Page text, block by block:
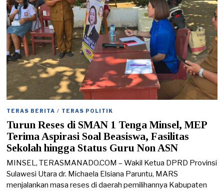
TERAS BERITA / TERAS POLITIK
Turun Reses di SMAN 1 Tenga Minsel, MEP
Terima Aspirasi Soal Beasiswa, Fasilitas
Sekolah hingga Status Guru Non ASN
MINSEL, TERASMANADO.COM – Wakil Ketua DPRD Provinsi
Sulawesi Utara dr. Michaela Elsiana Paruntu, MARS
menjalankan masa reses di daerah pemilihannya Kabupaten